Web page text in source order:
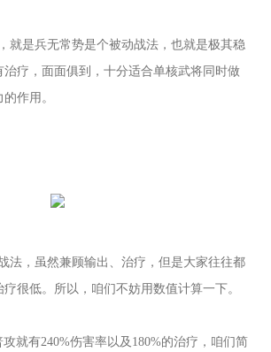
就是兵无常势是个被动战法，也就是极其稳
治疗，面面俱到，十分适合单核武将同时做
作用。
法，虽然兼顾输出、治疗，但是大家往往都
很低。所以，咱们不妨用数值计算一下。
攻就有240%伤害率以及180%的治疗，咱们简